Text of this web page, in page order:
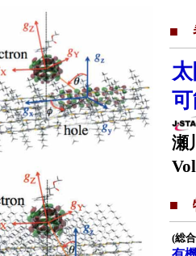
■
瀬
■
(総